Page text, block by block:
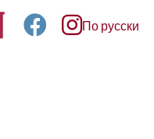
По русски